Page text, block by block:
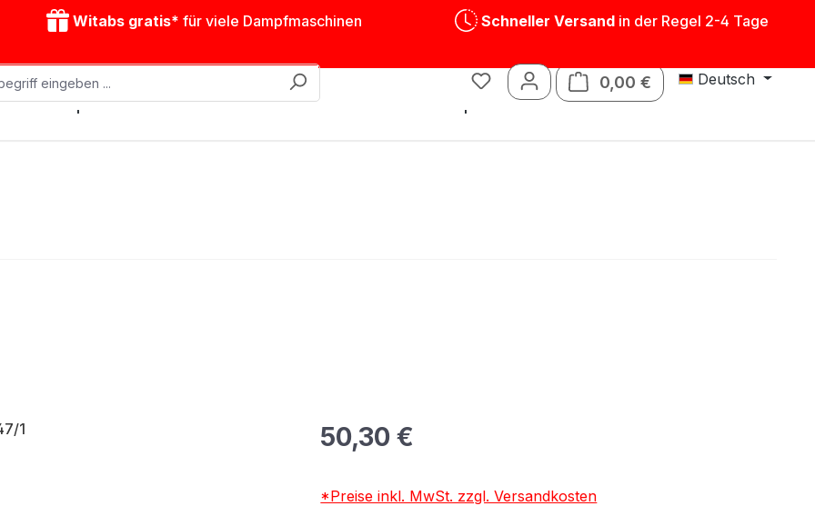
Witabs gratis* für viele Dampfmaschinen Schneller Versandin der Regel 2-4 Tage
0,00 € Warenkorb enthält 0
Deutsch
Dampfmaschinen Zubehör Antriebsmodelle Blechspielwaren Ersatzteile
Regulärer Preis:
50,30 €
*Preise inkl. MwSt. zzgl. Versandkosten